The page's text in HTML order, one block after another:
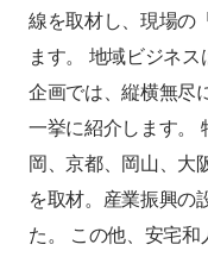
線を取材し、現場の
ます。 地域ビジネ
企画では、縦横無尽
一挙に紹介します。
岡、京都、岡山、大
を取材。産業振興の
た。 この他、安宅